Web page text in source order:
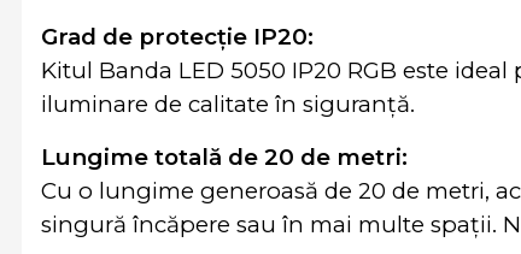
Grad de protecție IP20:
Kitul Banda LED 5050 IP20 RGB este
iluminare de calitate în siguranță.
Lungime totală de 20 de metri:
Cu o lungime generoasă de 20 de metri,
singură încăpere sau în mai multe spații.